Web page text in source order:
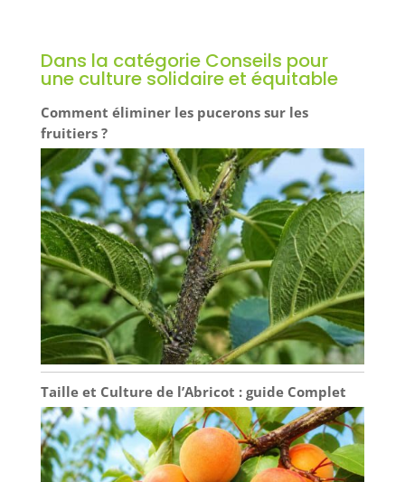
Dans la catégorie Conseils pour
une culture solidaire et équitable
Comment éliminer les pucerons sur les
fruitiers ?
Taille et Culture de l’Abricot : guide Complet